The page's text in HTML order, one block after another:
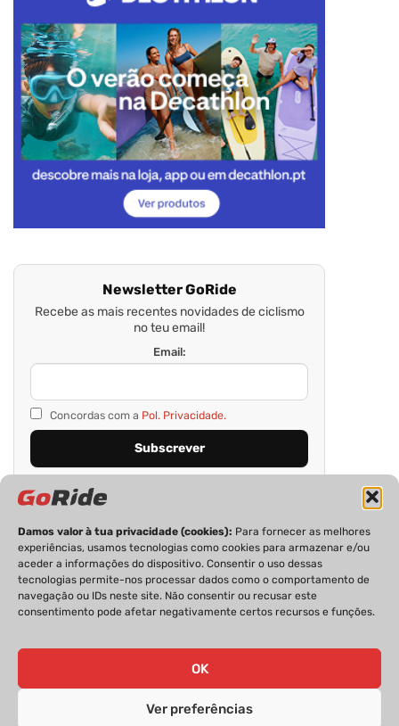
Damos valor à tua privacidade (cookies): Para fornecer as melhores
experiências, usamos tecnologias como cookies para armazenar e/ou
aceder a informações do dispositivo. Consentir o uso dessas
tecnologias permite-nos processar dados como o comportamento de
navegação ou IDs neste site. Não consentir ou recusar este
consentimento pode afetar negativamente certos recursos e funções.
OK
Ver preferências
Newsletter GoRide
Recebe as mais recentes novidades de ciclismo
no teu email!
Email:
Concordas com a Pol. Privacidade.
PRIVACIDADE FICHA TÉCNICA
ESTATUTO EDITORIAL